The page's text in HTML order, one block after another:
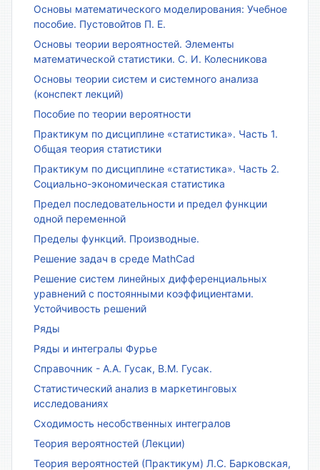
Основы математического моделирования: Учебное
пособие. Пустовойтов П. Е.
Основы теории вероятностей. Элементы
математической статистики. С. И. Колесникова
Основы теории систем и системного анализа
(конспект лекций)
Пособие по теории вероятности
Практикум по дисциплине «статистика». Часть 1.
Общая теория статистики
Практикум по дисциплине «статистика». Часть 2.
Социально-экономическая статистика
Предел последовательности и предел функции
одной переменной
Пределы функций. Производные.
Решение задач в среде MathCad
Решение систем линейных дифференциальных
уравнений с постоянными коэффициентами.
Устойчивость решений
Ряды
Ряды и интегралы Фурье
Справочник - А.А. Гусак, В.М. Гусак.
Статистический анализ в маркетинговых
исследованиях
Сходимость несобственных интегралов
Теория вероятностей (Лекции)
Теория вероятностей (Практикум) Л.С. Барковская,